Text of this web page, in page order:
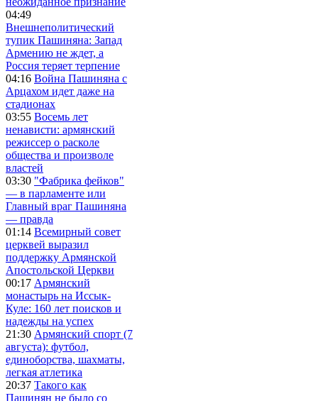
04:49
Внешнеполитический
тупик Пашиняна: Запад
Армению не ждет, а
Россия теряет терпение
04:16 Война Пашиняна с
Арцахом идет даже на
стадионах
03:55 Восемь лет
ненависти: армянский
режиссер о расколе
общества и произволе
властей
03:30 "Фабрика фейков"
— в парламенте или
Главный враг Пашиняна
— правда
01:14 Всемирный совет
церквей выразил
поддержку Армянской
Апостольской Церкви
00:17 Армянский
монастырь на Иссык-
Куле: 160 лет поисков и
надежды на успех
21:30 Армянский спорт (7
августа): футбол,
единоборства, шахматы,
легкая атлетика
20:37 Такого как
Пашинян не было со